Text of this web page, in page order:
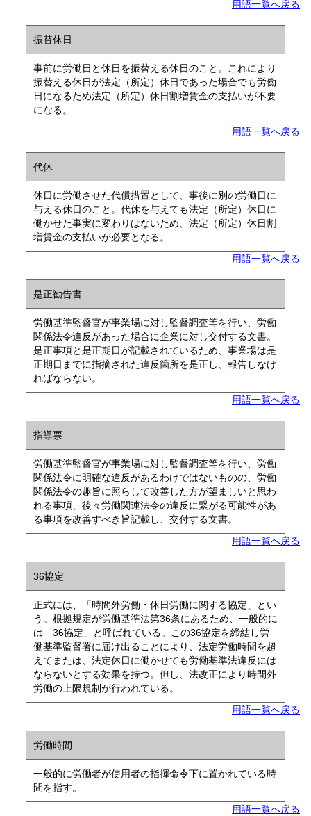
用語一覧へ戻る
振替休日
事前に労働日と休日を振替える休日のこと。これにより
振替える休日が法定（所定）休日であった場合でも労働
日になるため法定（所定）休日割増賃金の支払いが不要
になる。
用語一覧へ戻る
代休
休日に労働させた代償措置として、事後に別の労働日に
与える休日のこと。代休を与えても法定（所定）休日に
働かせた事実に変わりはないため、法定（所定）休日割
増賃金の支払いが必要となる。
用語一覧へ戻る
是正勧告書
労働基準監督官が事業場に対し監督調査等を行い、労働
関係法令違反があった場合に企業に対し交付する文書。
是正事項と是正期日が記載されているため、事業場は是
正期日までに指摘された違反箇所を是正し、報告しなけ
ればならない。
用語一覧へ戻る
指導票
労働基準監督官が事業場に対し監督調査等を行い、労働
関係法令に明確な違反があるわけではないものの、労働
関係法令の趣旨に照らして改善した方が望ましいと思わ
れる事項、後々労働関連法令の違反に繋がる可能性があ
る事項を改善すべき旨記載し、交付する文書。
用語一覧へ戻る
36協定
正式には、「時間外労働・休日労働に関する協定」とい
う。根拠規定が労働基準法第36条にあるため、一般的に
は「36協定」と呼ばれている。この36協定を締結し労
働基準監督署に届け出ることにより、法定労働時間を超
えてまたは、法定休日に働かせても労働基準法違反には
ならないとする効果を持つ。但し、法改正により時間外
労働の上限規制が行われている。
用語一覧へ戻る
労働時間
一般的に労働者が使用者の指揮命令下に置かれている時
間を指す。
用語一覧へ戻る